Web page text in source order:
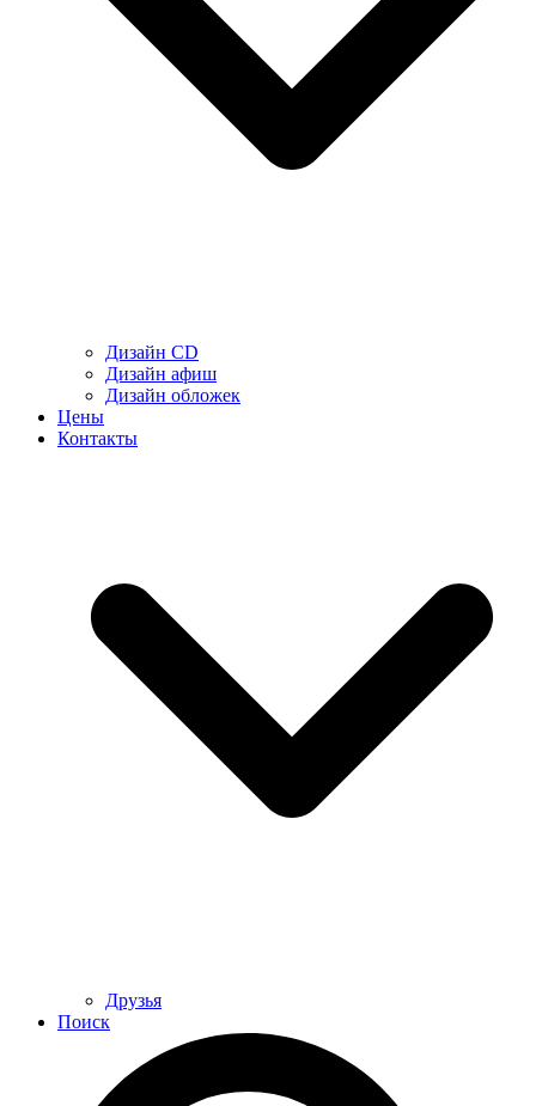
Дизайн CD
Дизайн афиш
Дизайн обложек
Цены
Контакты
Друзья
Поиск